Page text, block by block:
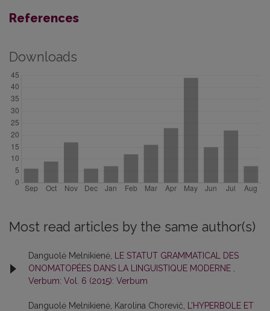
References
Downloads
Most read articles by the same author(s)
Danguolė Melnikienė,
LE STATUT GRAMMATICAL DES
ONOMATOPÉES DANS LA LINGUISTIQUE MODERNE
Verbum: Vol. 6 (2015): Verbum
Danguolė Melnikienė, Karolina Chorevič,
L’HYPERBOLE ET